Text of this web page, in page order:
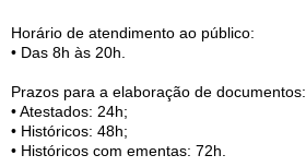
Horário de atendimento ao público:
• Das 8h às 20h.
Prazos para a elaboração de documentos:
• Atestados: 24h;
• Históricos: 48h;
• Históricos com ementas: 72h.